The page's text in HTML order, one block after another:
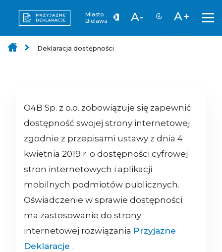
Miasto
Bielawa
A- A+
Deklaracja dostępności
O4B Sp. z o.o. zobowiązuje się zapewnić
dostępność swojej strony internetowej
zgodnie z przepisami ustawy z dnia 4
kwietnia 2019 r. o dostępności cyfrowej
stron internetowych i aplikacji
mobilnych podmiotów publicznych.
Oświadczenie w sprawie dostępności
ma zastosowanie do strony
internetowej rozwiązania Przyjazne
Deklaracje .